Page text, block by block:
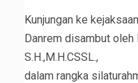
Kunjungan ke
Danrem disambut oleh
S.H.,M.H.CSSL.,
dalam rangka